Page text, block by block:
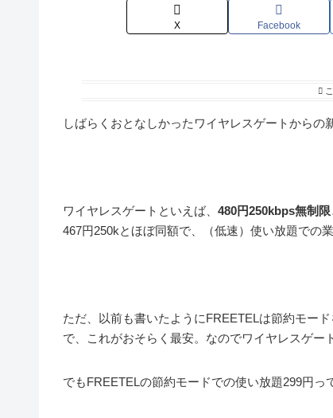
X Facebook
しばらくおとなしかったワイヤレスゲートからの
ワイヤレスゲートといえば、 480円250kbps無制限
467円250kとほぼ同額で、（低速）使い放題での
ただ、以前も書いたようにFREETELは節約モー
で、これがおそらく最安。なのでワイヤレスゲー
でもFREETELの節約モードでの使い放題299円っ